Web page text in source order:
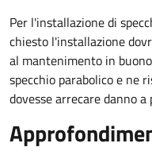
Per l'installazione di
chiesto l'installazione
al mantenimento in
specchio parabolico e ne
dovesse arrecare danno a